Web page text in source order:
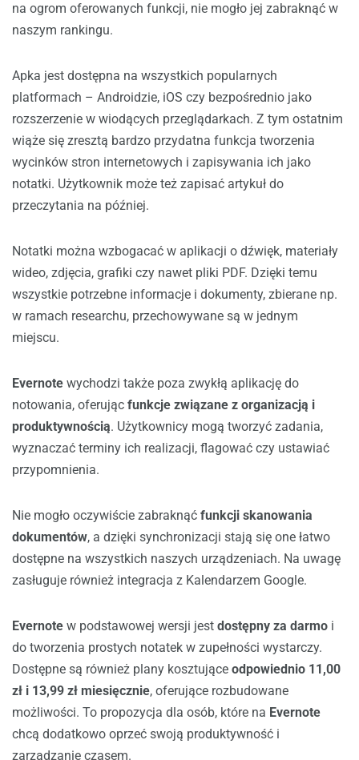
na ogrom oferowanych funkcji, nie mogło jej zabraknąć w
naszym rankingu.
Apka jest dostępna na wszystkich popularnych
platformach – Androidzie, iOS czy bezpośrednio jako
rozszerzenie w wiodących przeglądarkach. Z tym ostatnim
wiąże się zresztą bardzo przydatna funkcja tworzenia
wycinków stron internetowych i zapisywania ich jako
notatki. Użytkownik może też zapisać artykuł do
przeczytania na później.
Notatki można wzbogacać w aplikacji o dźwięk, materiały
wideo, zdjęcia, grafiki czy nawet pliki PDF. Dzięki temu
wszystkie potrzebne informacje i dokumenty, zbierane np.
w ramach researchu, przechowywane są w jednym
miejscu.
Evernote wychodzi także poza zwykłą aplikację do
notowania, oferując funkcje związane z organizacją i
produktywnością. Użytkownicy mogą tworzyć zadania,
wyznaczać terminy ich realizacji, flagować czy ustawiać
przypomnienia.
Nie mogło oczywiście zabraknąć funkcji skanowania
dokumentów, a dzięki synchronizacji stają się one łatwo
dostępne na wszystkich naszych urządzeniach. Na uwagę
zasługuje również integracja z Kalendarzem Google.
Evernote w podstawowej wersji jest dostępny za darmo i
do tworzenia prostych notatek w zupełności wystarczy.
Dostępne są również plany kosztujące odpowiednio 11,00
zł i 13,99 zł miesięcznie, oferujące rozbudowane
możliwości. To propozycja dla osób, które na Evernote
chcą dodatkowo oprzeć swoją produktywność i
zarządzanie czasem.